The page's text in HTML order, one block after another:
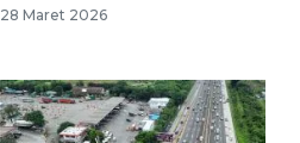
28 Maret 2026